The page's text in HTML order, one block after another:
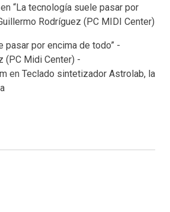
en “La tecnología suele pasar por
Rodríguez (PC MIDI Center)
pasar por encima de todo” -
(PC Midi Center) -
en Teclado sintetizador Astrolab, la